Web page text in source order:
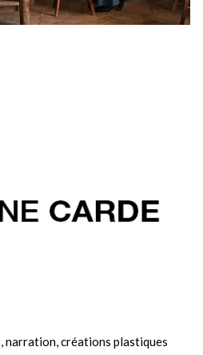
narration, créations plastiques